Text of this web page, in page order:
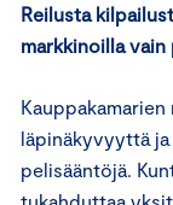
Reilusta
markkinoilla
läpinäkyvyyttä
pelisääntöjä.